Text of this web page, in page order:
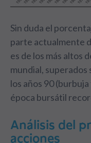
Sin duda el
parte actualmente
es de los más altos
mundial, superados
los años 90
época bursátil
Análisis del
acciones